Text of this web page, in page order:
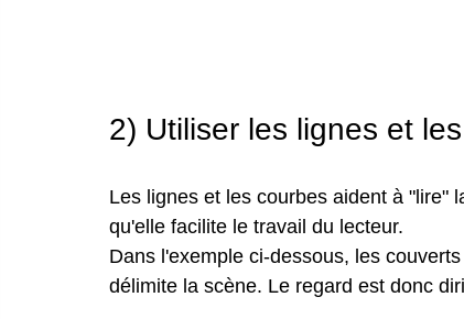
2) Utiliser les lignes et
Les lignes et les courbes aident à "lire"
qu'elle facilite le travail du lecteur.
Dans l'exemple ci-dessous, les
délimite la scène. Le regard est donc